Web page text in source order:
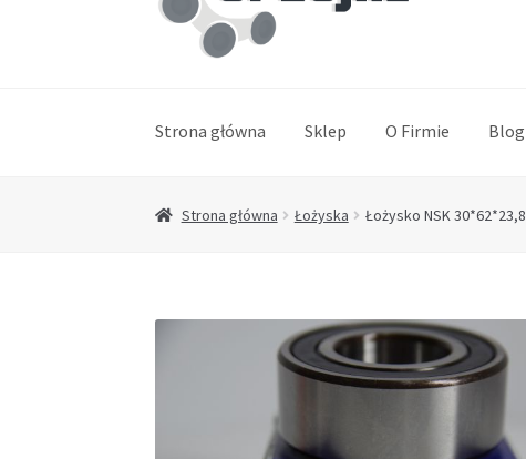
Strona główna Sklep O Firmie Blog
Strona główna Łożyska Łożysko NSK 30*62*23,8